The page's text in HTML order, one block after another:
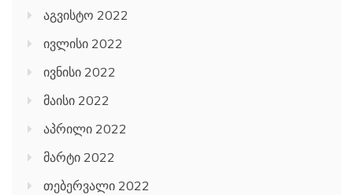
აგვისტო 2022
ივლისი 2022
ივნისი 2022
მაისი 2022
აპრილი 2022
მარტი 2022
თებერვალი 2022